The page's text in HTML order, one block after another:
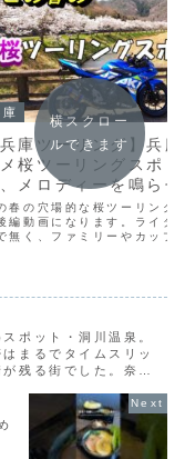
兵庫ツーリング】兵
桜ツーリングスポ
メロディーを鳴ら
【GSX250R】
春の穴場的な桜ツーリング
編動画になります。ライダ
無く、ファミリーやカップ
横スクロー
ルできます
ポット・洞川温泉。
まるでタイムスリッ
残る街でした。奈良